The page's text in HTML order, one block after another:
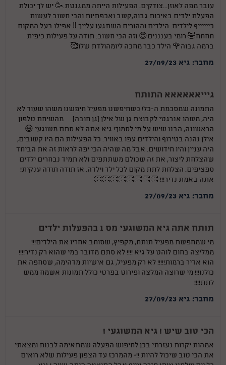
עובר מפה לאוזן...צודקים. הפעילות הייתה ממגנטת.🥳 יש לך יכולת
הפעלת ילדים באיכות גבוה,קשב ואכפתיות והכי חשוב לעשות
כייייייף לילדים. הילדים וההורים השתגעו עלייך ‼️ אפילו בעל המקום
חחחח🤣 רומי בענננים😍 וזה הכי חשוב. תודה על פעילות כיפית
ברמה גבוה🌹 הילד כבר מחכה ליומהולדת שלו🥰
מחבר: גיא 27/09/23
גיייאאאאאא התותח
התמונה שמסכמת ה-כל! כשחיפשנו מפעיל חיפשנו משהו שעוד לא
היה, משהו אנרגטי לקבוצת גן של אילן (גן חובה) … מהשיחת טלפון
הראשונה, הבנו שיש על מי לסמוך! גיא אתה לא סתם משוגעי 😃
אילן נהנה בטירוף והילדים עפו באוויר. כל הפעילות הם היו קשובים,
היה עניין והיו חידושים. אבל מה שהיה הכי יפה לראות זה את הביחד
שהצלחת ליצור, את זה שכולם משתתפים ולא תמיד נבחרים ילדים
ספציפים. הצלחת לתת מקום לכל ילד וילדה. אז תודה תודה ענקית!
אתה באמת נדיר!!! 👏👏👏👏👏👏👏👏
מחבר: גיא 27/09/23
תותח אתה גיא המשוגעי מס 1 בהפעלות ילדים
מי שמחפשת מפעיל תותח, מקפיץ, שסוחב אחריו את הילדים!!!
ממליצה בחום לוהט על גיא !!!! לא סתם מדובר במי שהוא רק נדיר!!!!
הוא אדיר ברמות!!!!! לא רק מפעיל, גם אישיות מדהימה, שסחפה את
כולנו!!! מי שרוצה המלצה ופירוט בפרטי כולל תמונות אשמח ממש
לתת!!!!
מחבר: גיא 27/09/23
הכי טוב שיש ! גיא המשוגעי !
אמהות יקרות נעזרתי בכן לחיפוש הפעלה שמתאימה לבנות ומצאתי
את הכי טוב שיכול להיות !!+ מהמרכז עד הצפון פעילות שלא רואים